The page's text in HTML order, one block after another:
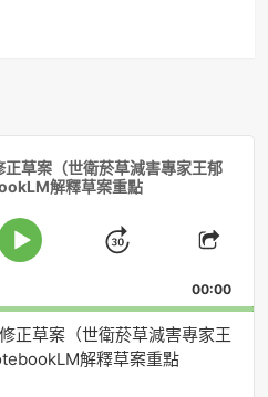
草案（世衛菸草減害專家王郁
解釋草案重點
Play
Jump
Forward
Share
00:00
正草案（世衛菸草減害專家王
解釋草案重點